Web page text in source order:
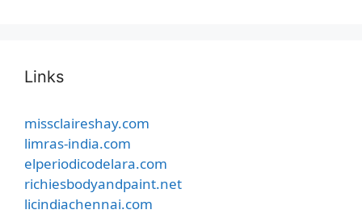
Links
missclaireshay.com
limras-india.com
elperiodicodelara.com
richiesbodyandpaint.net
licindiachennai.com